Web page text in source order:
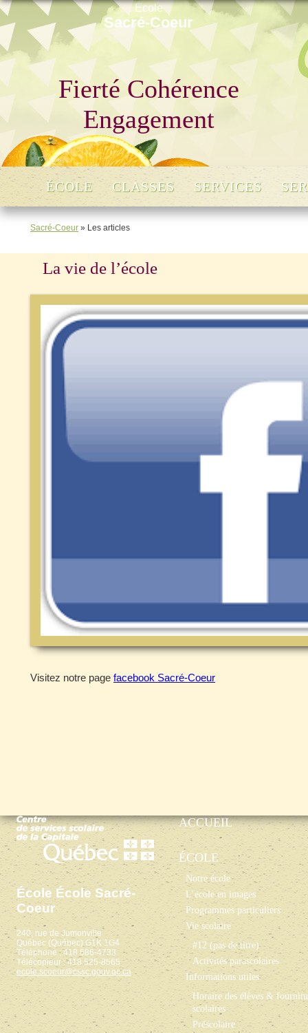
École
Sacré-Coeur
Fierté Cohérence
Engagement
ÉCOLE CLASSES SERVICES
Sacré-Coeur » Les articles
La vie de l’école
Visitez notre page facebook Sacré-Coeur
École École Sacré-
Coeur
240, rue de Jumonville
Québec (Québec) G1K 1G4
Téléphone : 418 686-4733
Télécopieur : 418 525-8565
ecole.scoeur@cssc.gouv.qc.ca
ACCUEIL
ÉCOLE
Notre école
L’école en images
Programmes particuliers
Vie scolaire
#12 (pas de titre)
Activités parascolaires
Informations utiles
Horaire des élèves &
scolaires
Préscolaire